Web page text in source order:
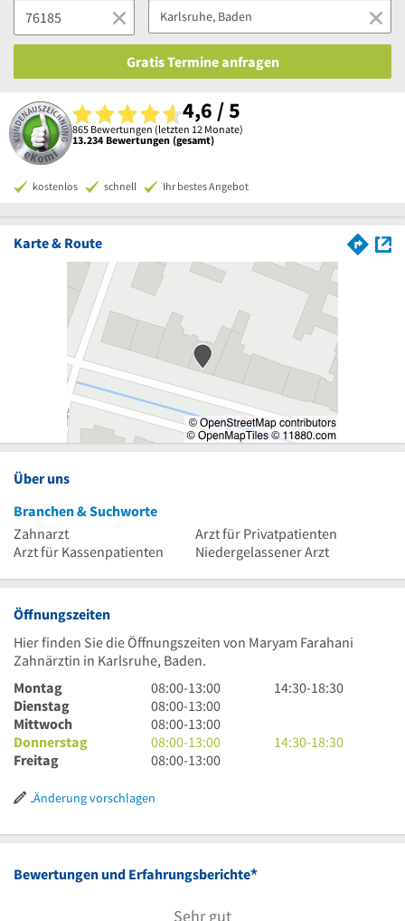
Gratis Termine anfragen
4,6 / 5
865 Bewertungen (letzten 12 Monate)
13.234 Bewertungen (gesamt)
kostenlos schnell Ihr bestes Angebot
Karte & Route
Über uns
Branchen & Suchworte
Zahnarzt
Arzt für Privatpatienten
Arzt für Kassenpatienten
Niedergelassener Arzt
Öffnungszeiten
Hier finden Sie die Öffnungszeiten von Maryam Farahani
Zahnärztin in Karlsruhe, Baden.
Montag
8
Uhr
bis
13
Uhr
08:00-13:00
14
bis
14:30-18:30
Dienstag
8
Uhr
bis
13
08:00-13:00
Mittwoch
8
Uhr
bis
Uhr
08:00-13:00
Donnerstag
8
Uhr
13
08:00-13:00
14
Uhr
14:30-18:30
Freitag
8
bis
Uhr
08:00-13:00
Änderung vorschlagen
Bewertungen und Erfahrungsberichte*
Sehr gut